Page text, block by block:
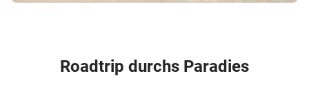
Roadtrip durchs Paradies